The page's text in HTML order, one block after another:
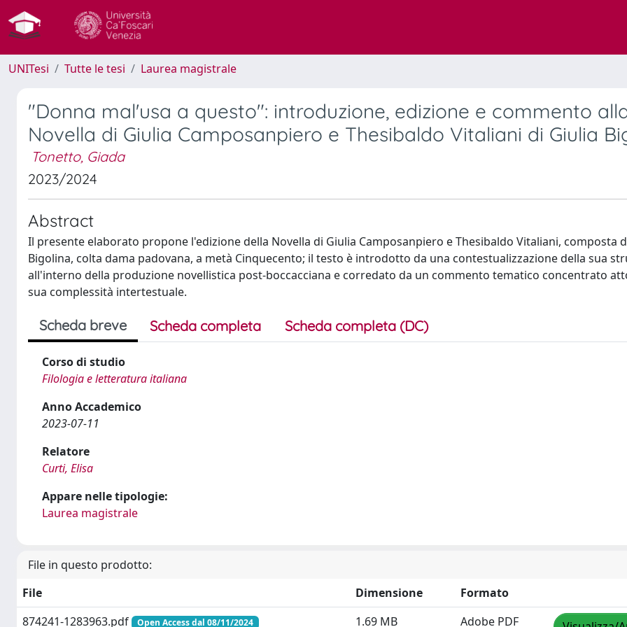
UNITesi Tutte le tesi Laurea magistrale
"Donna mal'usa a questo": introduzione, edizione e commento
Novella di Giulia Camposanpiero e Thesibaldo Vitaliani di Giulia
Tonetto, Giada
2023/2024
Abstract
Il presente elaborato propone l'edizione della Novella di Giulia Camposanpiero e Thesibaldo Vitaliani, composta
Bigolina, colta dama padovana, a metà Cinquecento; il testo è introdotto da una contestualizzazione della sua
all'interno della produzione novellistica post-boccacciana e corredato da un commento tematico concentrato
sua complessità intertestuale.
Scheda breve Scheda completa Scheda completa (DC)
Corso di studio
Filologia e letteratura italiana
Anno Accademico
2023-07-11
Relatore
Curti, Elisa
Appare nelle tipologie:
Laurea magistrale
File in questo prodotto:
File
Dimensione
Formato
874241-1283963.pdf
Open Access dal 08/11/2024 1.69 MB Adobe PDF